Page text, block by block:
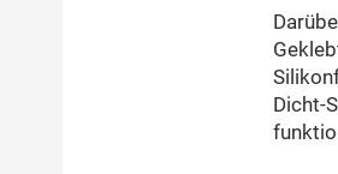
Dicht-